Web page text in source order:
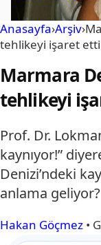
Anasayfa›Arşiv›
tehlikeyi işaret etti
Marmara
tehlikeyi
Prof. Dr.
kaynıyor!”
Denizi’ndeki
anlama geliyor?
Hakan Göçmez •